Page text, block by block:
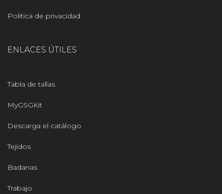
Politica de privacidad
ENLACES ÚTILES
Tabla de tallas
MyGSGKit
Descarga el catálogo
Tejidos
Badanas
Trabajo